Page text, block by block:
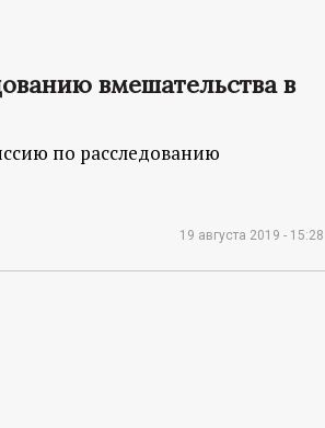
вмешательства в
по расследованию
19 августа 2019 - 15:28